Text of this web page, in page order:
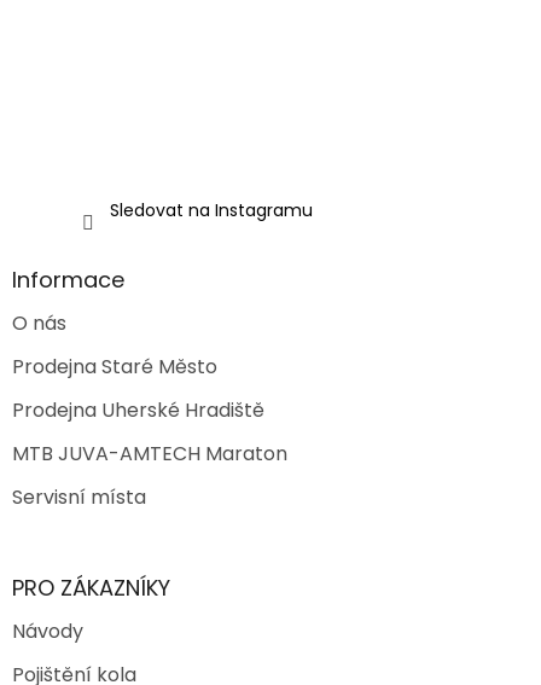
Sledovat na Instagramu
Informace
O nás
Prodejna Staré Město
Prodejna Uherské Hradiště
MTB JUVA-AMTECH Maraton
Servisní místa
PRO ZÁKAZNÍKY
Návody
Pojištění kola